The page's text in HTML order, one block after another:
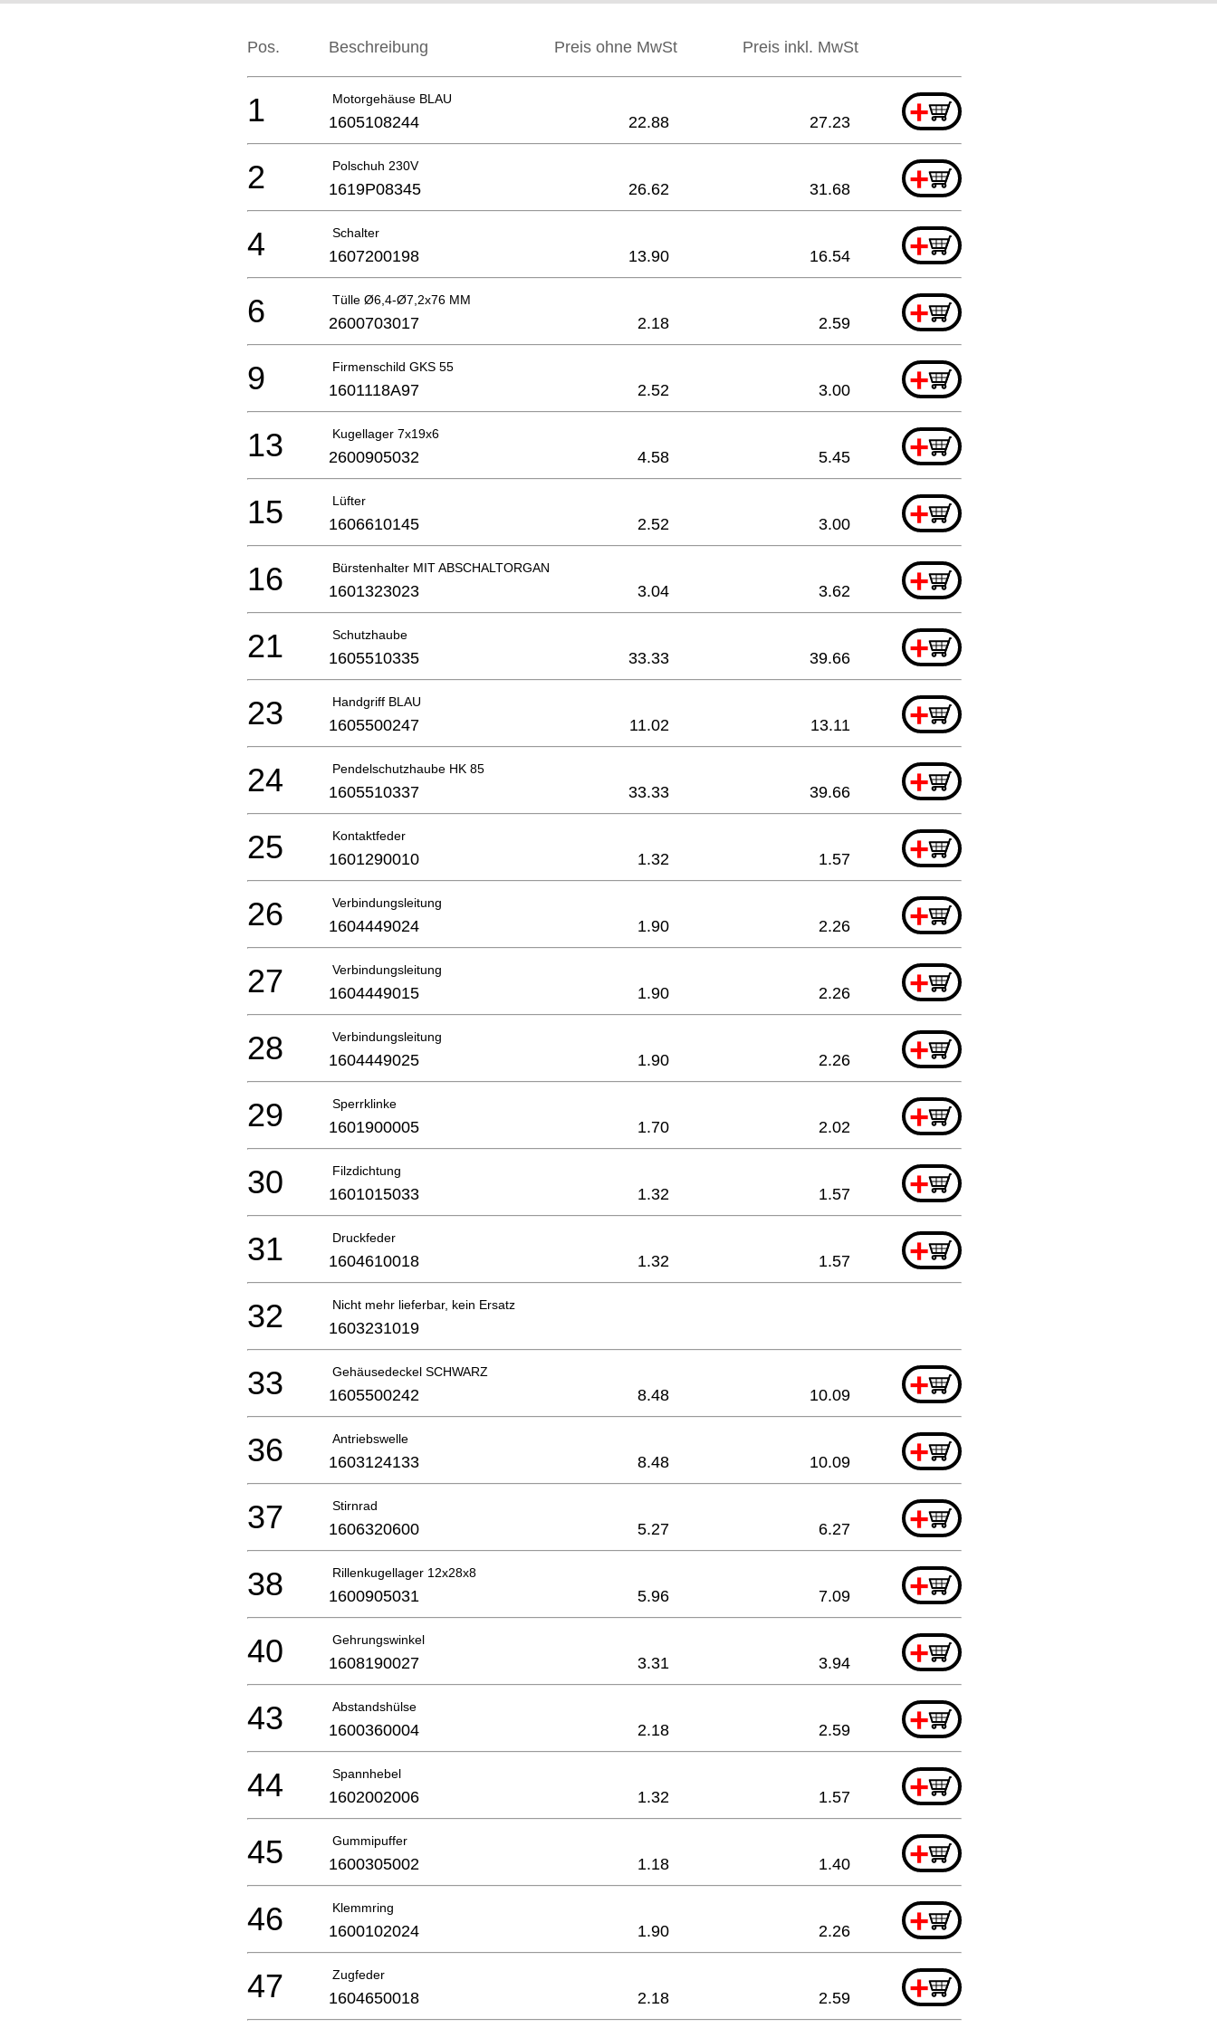
Pos. Beschreibung Preis ohne MwSt Preis inkl. MwSt
Motorgehäuse BLAU +
1 1605108244 22.88 27.23
Polschuh 230V +
2 1619P08345 26.62 31.68
Schalter +
4 1607200198 13.90 16.54
Tülle Ø6,4-Ø7,2x76 MM +
6 2600703017 2.18 2.59
Firmenschild GKS 55 +
9 1601118A97 2.52 3.00
Kugellager 7x19x6 +
13 2600905032 4.58 5.45
Lüfter +
15 1606610145 2.52 3.00
Bürstenhalter MIT ABSCHALTORGAN +
16 1601323023 3.04 3.62
Schutzhaube +
21 1605510335 33.33 39.66
Handgriff BLAU +
23 1605500247 11.02 13.11
Pendelschutzhaube HK 85 +
24 1605510337 33.33 39.66
Kontaktfeder +
25 1601290010 1.32 1.57
Verbindungsleitung +
26 1604449024 1.90 2.26
Verbindungsleitung +
27 1604449015 1.90 2.26
Verbindungsleitung +
28 1604449025 1.90 2.26
Sperrklinke +
29 1601900005 1.70 2.02
Filzdichtung +
30 1601015033 1.32 1.57
Druckfeder +
31 1604610018 1.32 1.57
Nicht mehr lieferbar, kein Ersatz
32 1603231019
Gehäusedeckel SCHWARZ +
33 1605500242 8.48 10.09
Antriebswelle +
36 1603124133 8.48 10.09
Stirnrad +
37 1606320600 5.27 6.27
Rillenkugellager 12x28x8 +
38 1600905031 5.96 7.09
Gehrungswinkel +
40 1608190027 3.31 3.94
Abstandshülse +
43 1600360004 2.18 2.59
Spannhebel +
44 1602002006 1.32 1.57
Gummipuffer +
45 1600305002 1.18 1.40
Klemmring +
46 1600102024 1.90 2.26
Zugfeder +
47 1604650018 2.18 2.59